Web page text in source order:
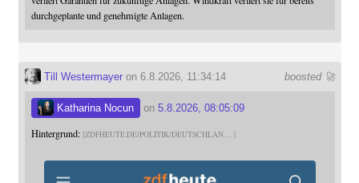
durchgeplante und genehmigte Anlagen.
boosted 🚀
Till Westermayeron 6.8.2026, 11:34:14
Katharina Nocun on 5.8.2026, 08:05:09
Hintergrund: ZDFHEUTE.DE/POLITIK/DEUTSCHLAN